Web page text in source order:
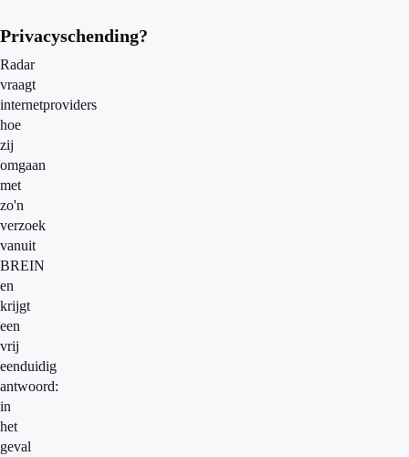
Privacyschending?
Radar
vraagt
internetproviders
hoe
zij
omgaan
met
zo'n
verzoek
vanuit
BREIN
en
krijgt
een
vrij
eenduidig
antwoord:
in
het
geval